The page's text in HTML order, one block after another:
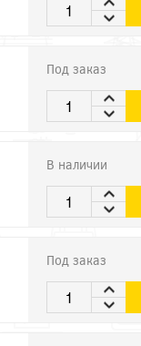
Под заказ
В наличии
Под заказ